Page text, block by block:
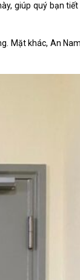
giúp quý bạn
Mặt khác, An